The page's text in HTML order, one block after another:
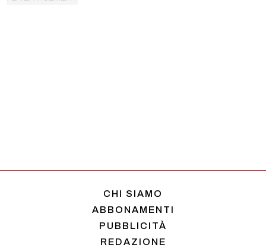
CHI SIAMO
ABBONAMENTI
PUBBLICITÀ
REDAZIONE